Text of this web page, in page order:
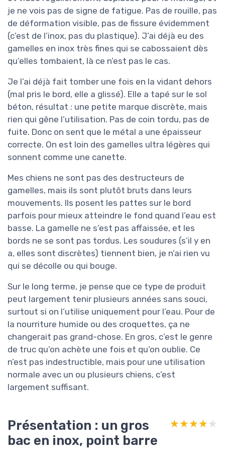
je ne vois pas de signe de fatigue. Pas de rouille, pas
de déformation visible, pas de fissure évidemment
(c’est de l’inox, pas du plastique). J’ai déjà eu des
gamelles en inox très fines qui se cabossaient dès
qu’elles tombaient, là ce n’est pas le cas.
Je l’ai déjà fait tomber une fois en la vidant dehors
(mal pris le bord, elle a glissé). Elle a tapé sur le sol
béton, résultat : une petite marque discrète, mais
rien qui gêne l’utilisation. Pas de coin tordu, pas de
fuite. Donc on sent que le métal a une épaisseur
correcte. On est loin des gamelles ultra légères qui
sonnent comme une canette.
Mes chiens ne sont pas des destructeurs de
gamelles, mais ils sont plutôt bruts dans leurs
mouvements. Ils posent les pattes sur le bord
parfois pour mieux atteindre le fond quand l’eau est
basse. La gamelle ne s’est pas affaissée, et les
bords ne se sont pas tordus. Les soudures (s’il y en
a, elles sont discrètes) tiennent bien, je n’ai rien vu
qui se décolle ou qui bouge.
Sur le long terme, je pense que ce type de produit
peut largement tenir plusieurs années sans souci,
surtout si on l’utilise uniquement pour l’eau. Pour de
la nourriture humide ou des croquettes, ça ne
changerait pas grand-chose. En gros, c’est le genre
de truc qu’on achète une fois et qu’on oublie. Ce
n’est pas indestructible, mais pour une utilisation
normale avec un ou plusieurs chiens, c’est
largement suffisant.
Présentation : un gros
bac en inox, point barre
★★★★★
★★★★★